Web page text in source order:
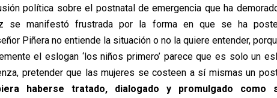
política sobre el postnatal de emergencia que ha
se manifestó frustrada por la forma en que se ha
Piñera no entiende la situación o no la quiere entender,
el eslogan ‘los niños primero’ parece que es solo un
pretender que las mujeres se costeen a sí mismas un
haberse tratado, dialogado y promulgado como